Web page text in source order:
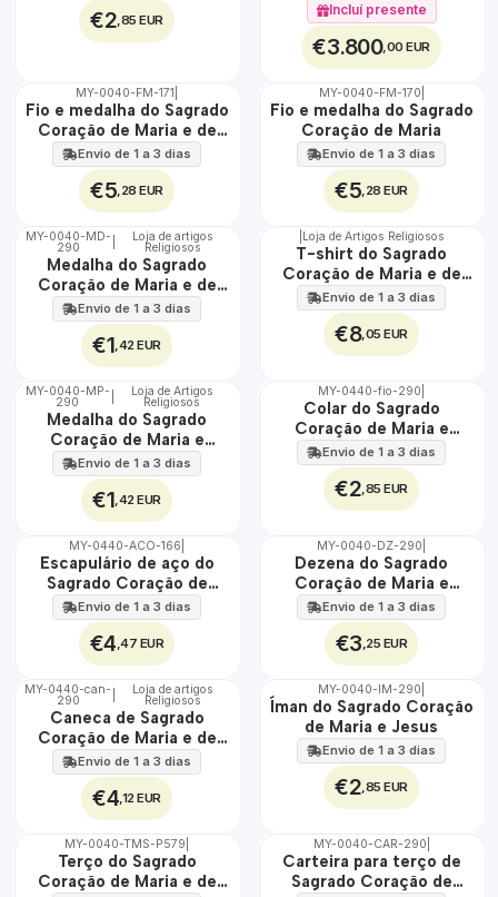
€2 ,85 EUR
Incluí presente
€3.800,00 EUR
MY-0040-FM-171
Fio e medalha do Sagrado
Coração de Maria e de
Jesus
Envio de 1 a 3 dias
€5 ,28 EUR
MY-0040-FM-170
Fio e medalha do Sagrado
Coração de Maria
Envio de 1 a 3 dias
€5 ,28 EUR
🇵🇹
100%
MY-0040-MD-
290
Loja de artigos
Religiosos
Medalha do Sagrado
Coração de Maria e de
Jesus
Envio de 1 a 3 dias
€1 ,42 EUR
🇵🇹
100%
Loja de Artigos Religiosos
T-shirt do Sagrado
Coração de Maria e de
Jesus
Envio de 1 a 3 dias
€8,05 EUR
🇵🇹
100%
MY-0040-MP-
290
Loja de Artigos
Religiosos
Medalha do Sagrado
Coração de Maria e
Jesus
Envio de 1 a 3 dias
€1 ,42 EUR
🇵🇹
100%
MY-0440-fio-290
Colar do Sagrado
Coração de Maria e
Jesus
Envio de 1 a 3 dias
€2 ,85 EUR
🇵🇹
100%
ÁGUA
MY-0440-ACO-166
Escapulário de aço do
Sagrado Coração de
Maria
Envio de 1 a 3 dias
€4 ,47 EUR
🇵🇹
100%
MY-0040-DZ-290
Dezena do Sagrado
Coração de Maria e
Jesus
Envio de 1 a 3 dias
€3 ,25 EUR
🇵🇹
100%
MY-0440-can-
290
Loja de artigos
Religiosos
Caneca de Sagrado
Coração de Maria e de
Jesus
Envio de 1 a 3 dias
€4,12 EUR
🇵🇹
100%
MY-0040-IM-290
Íman do Sagrado Coração
de Maria e Jesus
Envio de 1 a 3 dias
€2 ,85 EUR
🇵🇹
100%
MY-0040-TMS-P579
Terço do Sagrado
Coração de Maria e de
🇵🇹
100%
MY-0040-CAR-290
Carteira para terço de
Sagrado Coração de